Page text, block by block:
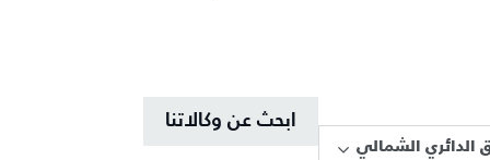
الدائري الشمالي
ابحث عن وكالاتنا